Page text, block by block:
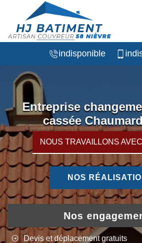
indisponible
Entreprise
cassée
NOUS TRAVAILLONS
NOS
Nos
Devis et déplacement gratuits